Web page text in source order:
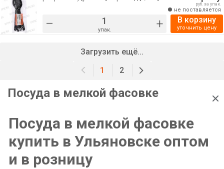
– упак. +
руб. за упак.
не поставляется
В корзину
уточнить цену
Загрузить ещё...
1
2
Посуда в мелкой фасовке
Посуда в мелкой фасовке
купить в Ульяновске оптом
и в розницу